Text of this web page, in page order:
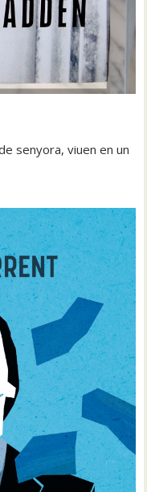
senyora, viuen en un